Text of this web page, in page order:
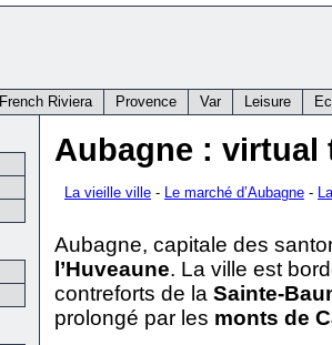
French Riviera Provence Var Leisure
Aubagne :
La vieille ville - Le marché d’Aubagne -
Aubagne, capitale des
l’Huveaune. La ville est
contreforts de la Sainte-
prolongé par les monts de